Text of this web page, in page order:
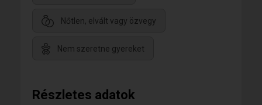
Nőtlen, elvált vagy özvegy
Nem szeretne gyereket
Részletes adatok